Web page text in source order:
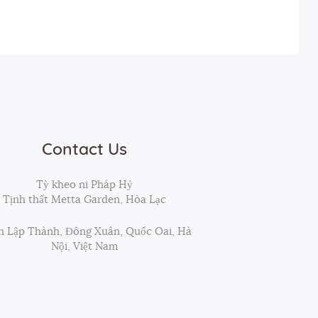
Contact Us
Tỳ kheo ni Pháp Hỷ
Tịnh thất Metta Garden, Hòa Lạc
Lập Thành, Đông Xuân, Quốc Oai, Hà
Nội, Việt Nam